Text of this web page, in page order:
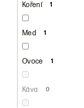
Koření 1
Med 1
Ovoce 1
Káva 0